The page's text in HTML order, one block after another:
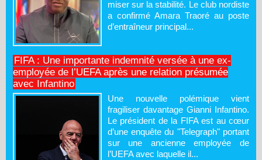
miser sur la stabilité. Le club nordiste
a confirmé Amara Traoré au poste
d’entraîneur principal...
FIFA : Une importante indemnité versée à une ex-
employée de l’UEFA après une relation présumée
avec Infantino
Une nouvelle polémique vient
fragiliser davantage Gianni Infantino.
Le président de la FIFA est au cœur
d’une enquête du "Telegraph" portant
sur une ancienne employée de
l’UEFA avec laquelle il...